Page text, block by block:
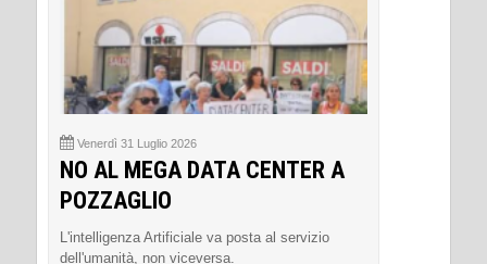
Venerdì 31 Luglio 2026
NO AL MEGA DATA CENTER A
POZZAGLIO
L'intelligenza Artificiale va posta al servizio
dell'umanità, non viceversa.